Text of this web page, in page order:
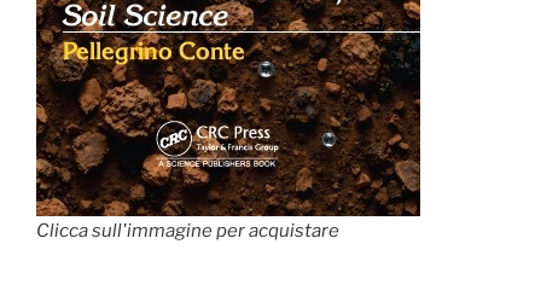
Clicca sull'immagine per acquistare